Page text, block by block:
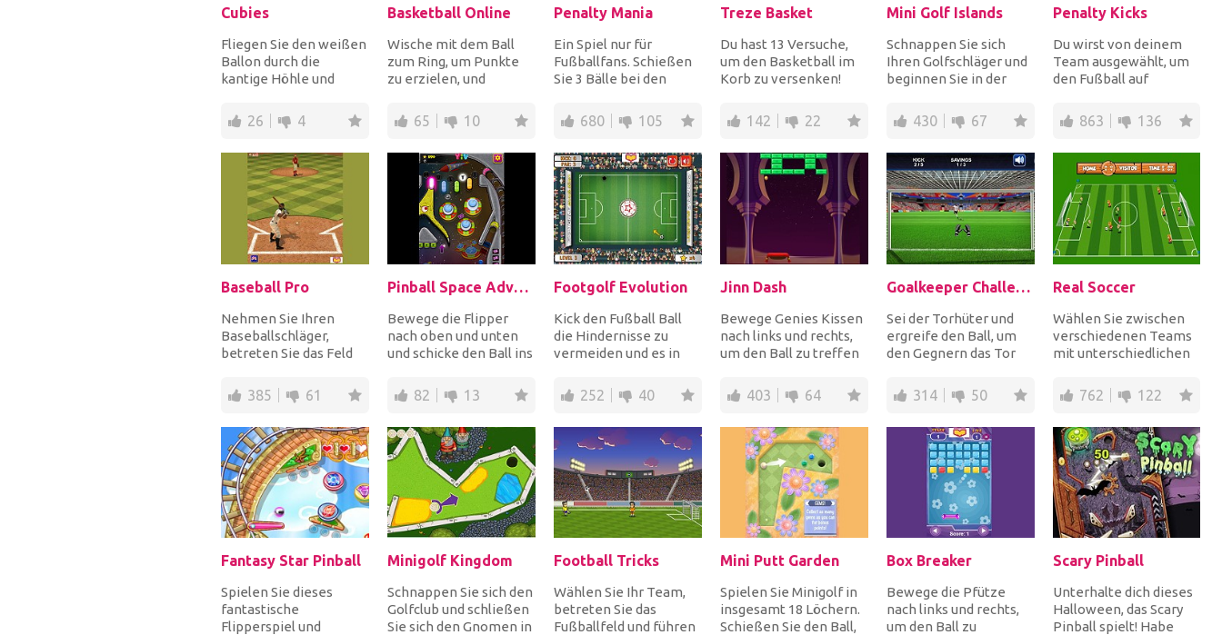
Cubies
Fliegen Sie den weißen
Ballon durch die
kantige Höhle und
gelben Juwelen für
Extrapu...
26 4
Basketball Online
Wische mit dem Ball
zum Ring, um Punkte
zu erzielen, und
neue Bälle
freizuschalten...
65 10
Penalty Mania
Ein Spiel nur für
Fußballfans. Schießen
Sie 3 Bälle bei den
punkten Sie, um si...
680 105
Treze Basket
Du hast 13 Versuche,
um den Basketball im
Korb zu versenken!
Wurfkraft, und deine
Pos...
142 22
Mini Golf Islands
Schnappen Sie sich
Ihren Golfschläger und
beginnen Sie in der
Grafikumgebung zu f...
430 67
Penalty Kicks
Du wirst von deinem
Team ausgewählt, um
den Fußball auf
die dein Team
entweder...
863 136
Baseball Pro
Nehmen Sie Ihren
Baseballschläger,
betreten Sie das Feld
Ball, um so viele
Home...
385 61
Pinball Space Adventure
Bewege die Flipper
nach oben und unten
und schicke den Ball ins
ein riesiges...
82 13
Footgolf Evolution
Kick den Fußball Ball
die Hindernisse zu
vermeiden und es in
bekommen, um zu
gewinnen. E...
252 40
Jinn Dash
Bewege Genies Kissen
nach links und rechts,
um den Ball zu treffen
springen,...
403 64
Goalkeeper Challenge
Sei der Torhüter und
ergreife den Ball, um
den Gegnern das Tor
verhindern. Teste
deine F...
314 50
Real Soccer
Wählen Sie zwischen
verschiedenen Teams
mit unterschiedlichen
betreten Sie das Feld,...
762 122
Fantasy Star Pinball
Spielen Sie dieses
fantastische
Flipperspiel und
Minigolf Kingdom
Schnappen Sie sich den
Golfclub und schließen
Sie sich den Gnomen in
Football Tricks
Wählen Sie Ihr Team,
betreten Sie das
Fußballfeld und führen
Mini Putt Garden
Spielen Sie Minigolf in
insgesamt 18 Löchern.
Schießen Sie den Ball,
Box Breaker
Bewege die Pfütze
nach links und rechts,
um den Ball zu
Scary Pinball
Unterhalte dich dieses
Halloween, das Scary
Pinball spielt! Habe